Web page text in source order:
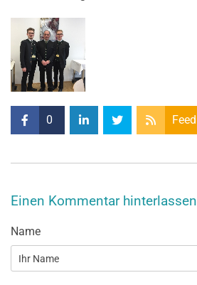
0 Feed
Einen Kommentar hinterlassen
Name